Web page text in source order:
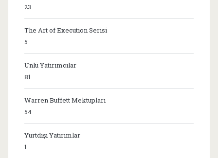
23
The Art of Execution Serisi
5
Ünlü Yatırımcılar
81
Warren Buffett Mektupları
54
Yurtdışı Yatırımlar
1